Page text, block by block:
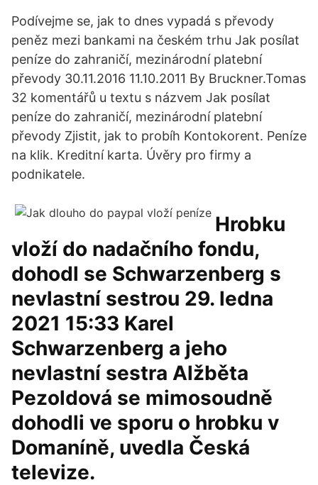
Podívejme se, jak to dnes vypadá s převody
peněz mezi bankami na českém trhu Jak posílat
peníze do zahraničí, mezinárodní platební
převody 30.11.2016 11.10.2011 By Bruckner.Tomas
32 komentářů u textu s názvem Jak posílat
peníze do zahraničí, mezinárodní platební
převody Zjistit, jak to probíh Kontokorent. Peníze
na klik. Kreditní karta. Úvěry pro firmy a
podnikatele.
Hrobku
vloží do nadačního fondu,
dohodl se Schwarzenberg s
nevlastní sestrou 29. ledna
2021 15:33 Karel
Schwarzenberg a jeho
nevlastní sestra Alžběta
Pezoldová se mimosoudně
dohodli ve sporu o hrobku v
Domaníně, uvedla Česká
televize.